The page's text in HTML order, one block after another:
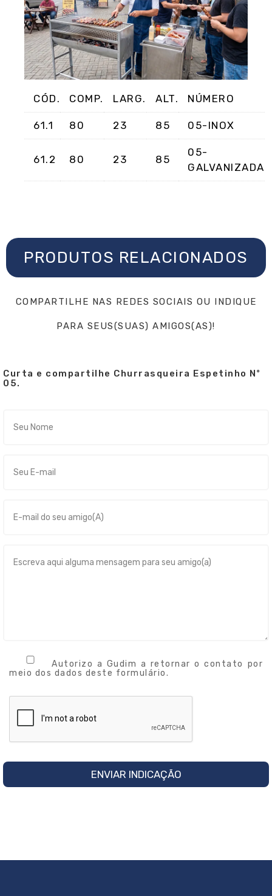
CÓD. COMP. LARG. ALT. NÚMERO
61.1 80 23 85 05-INOX
61.2 80 23 85
05-
GALVANIZADA
PRODUTOS RELACIONADOS
COMPARTILHE NAS REDES SOCIAIS OU INDIQUE
PARA SEUS(SUAS) AMIGOS(AS)!
Curta e compartilhe Churrasqueira Espetinho Nº
05.
Autorizo a Gudim a retornar o contato por
meio dos dados deste formulário.